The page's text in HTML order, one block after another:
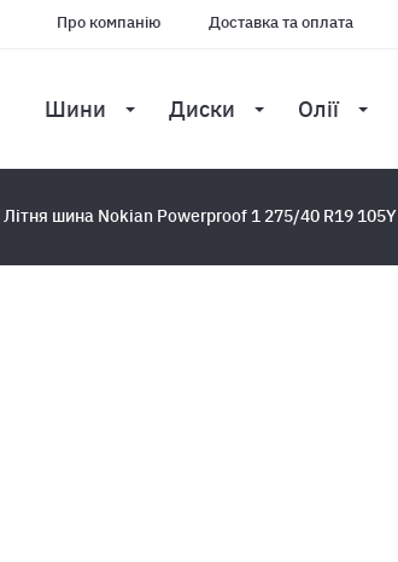
Про компанію Доставка та оплата
Шини Диски Олії
Літня шина Nokian Powerproof 1 275/40 R19 105Y